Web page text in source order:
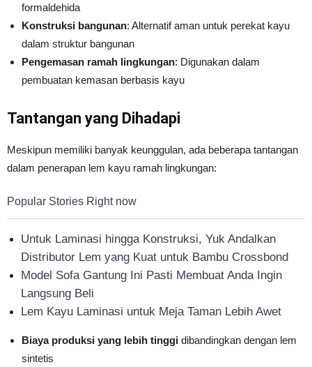
formaldehida
Konstruksi bangunan: Alternatif aman untuk perekat kayu
dalam struktur bangunan
Pengemasan ramah lingkungan: Digunakan dalam
pembuatan kemasan berbasis kayu
Tantangan yang Dihadapi
Meskipun memiliki banyak keunggulan, ada beberapa tantangan
dalam penerapan lem kayu ramah lingkungan:
Popular Stories Right now
Untuk Laminasi hingga Konstruksi, Yuk Andalkan
Distributor Lem yang Kuat untuk Bambu Crossbond
Model Sofa Gantung Ini Pasti Membuat Anda Ingin
Langsung Beli
Lem Kayu Laminasi untuk Meja Taman Lebih Awet
Biaya produksi yang lebih tinggi dibandingkan dengan lem
sintetis